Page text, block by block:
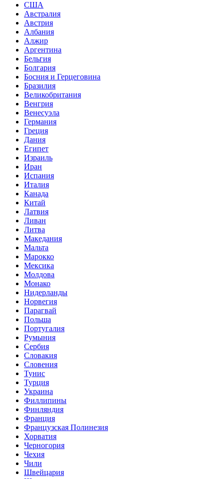
США
Австралия
Австрия
Албания
Алжир
Аргентина
Бельгия
Болгария
Босния и Герцеговина
Бразилия
Великобритания
Венгрия
Венесуэла
Германия
Греция
Дания
Египет
Израиль
Иран
Испания
Италия
Канада
Китай
Латвия
Ливан
Литва
Македания
Мальта
Марокко
Мексика
Молдова
Монако
Нидерланды
Норвегия
Парагвай
Польша
Португалия
Румыния
Сербия
Словакия
Словения
Тунис
Турция
Украина
Филлипины
Финляндия
Франция
Французская Полинезия
Хорватия
Черногория
Чехия
Чили
Швейцария